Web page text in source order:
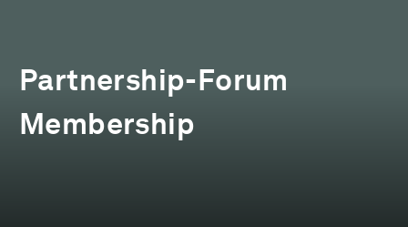
Partnership-Forum
Membership